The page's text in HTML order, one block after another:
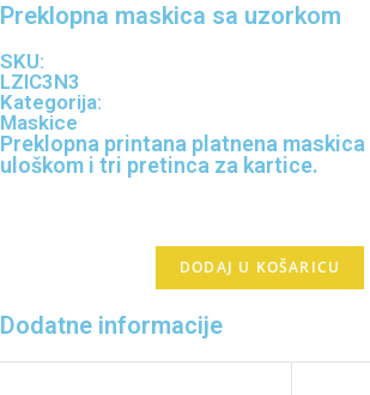
Preklopna maskica sa uzorkom
SKU:
LZIC3N3
Kategorija:
Maskice
Preklopna printana platnena
uloškom i tri pretinca za kartice.
DODAJ U KOŠARICU
Dodatne informacije